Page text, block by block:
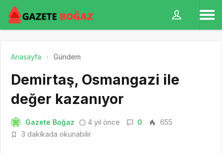
Anasayfa Gündem
Demirtaş, Osmangazi ile
değer kazanıyor
Gazete Boğaz 4 yıl önce 0
655
3 dakikada okunabilir